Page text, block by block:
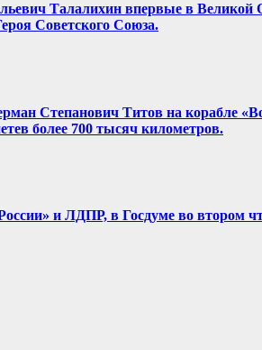
Талалихин впервые в
Советского Союза.
Степанович Титов на корабле
более 700 тысяч километров.
и ЛДПР, в Госдуме во